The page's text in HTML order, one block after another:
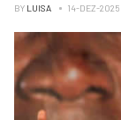
BY LUISA 14-DEZ-2025